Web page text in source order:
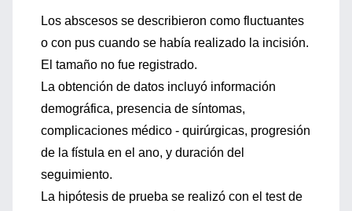
Los abscesos se describieron como fluctuantes
o con pus cuando se había realizado la incisión.
El tamaño no fue registrado.
La obtención de datos incluyó información
demográfica, presencia de síntomas,
complicaciones médico - quirúrgicas, progresión
de la fístula en el ano, y duración del
seguimiento.
La hipótesis de prueba se realizó con el test de